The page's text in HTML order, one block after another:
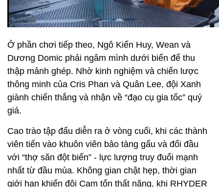
Ở phần chơi tiếp theo, Ngô Kiến Huy, Wean và
Dương Domic phải ngâm mình dưới biển để thu
thập mảnh ghép. Nhờ kinh nghiệm và chiến lược
thông minh của Cris Phan và Quân Lee, đội Xanh
giành chiến thắng và nhận về “đạo cụ gia tốc” quý
giá.
Cao trào tập đấu diễn ra ở vòng cuối, khi các thành
viên tiến vào khuôn viên bảo tàng gấu và đối đầu
với “thợ săn đột biến” - lực lượng truy đuổi mạnh
nhất từ đầu mùa. Không gian chật hẹp, thời gian
giới hạn khiến đội Cam tổn thất nặng, khi RHYDER